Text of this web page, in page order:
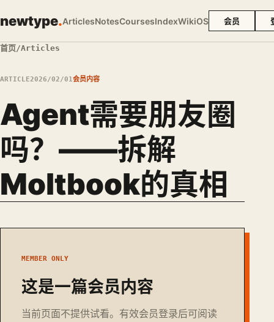
newtype.ArticlesNotesCoursesIndexWikiOS 会员
首页/Articles
ARTICLE2026/02/01会员内容
Agent需要朋友圈
吗？——拆解
Moltbook的真相
MEMBER ONLY
这是一篇会员内容
当前页面不提供试看。有效会员登录后可阅读